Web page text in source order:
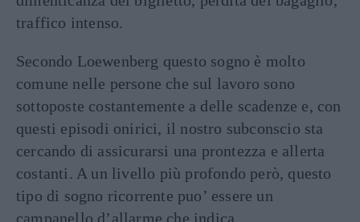
traffico intenso.
Secondo Loewenberg questo sogno è molto
comune nelle persone che sul lavoro sono
sottoposte costantemente a delle scadenze e, con
questi episodi onirici, il nostro subconscio sta
cercando di assicurarsi una prontezza e allerta
costanti. A un livello più profondo però, questo
tipo di sogno ricorrente puo’ essere un
campanello d’allarme che indica